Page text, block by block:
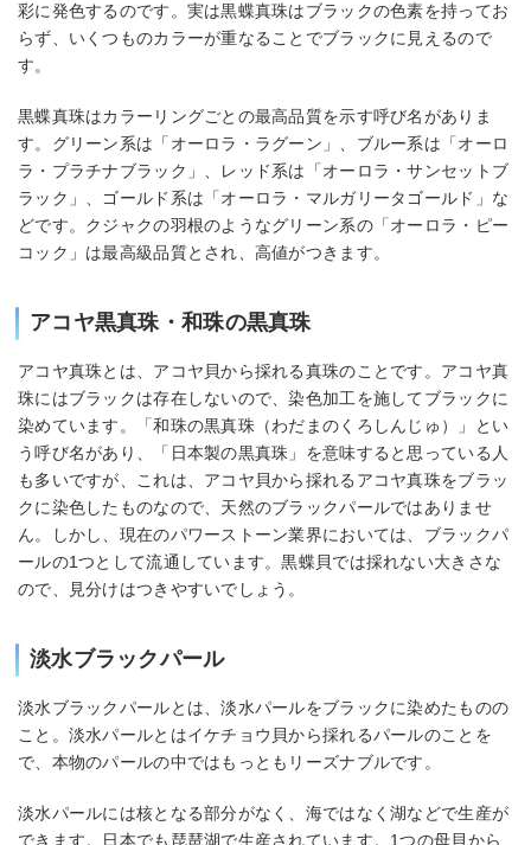
彩に発色するのです。実は黒蝶真珠はブラックの色素を持ってお
らず、いくつものカラーが重なることでブラックに見えるので
す。
黒蝶真珠はカラーリングごとの最高品質を示す呼び名がありま
す。グリーン系は「オーロラ・ラグーン」、ブルー系は「オーロ
ラ・プラチナブラック」、レッド系は「オーロラ・サンセットブ
ラック」、ゴールド系は「オーロラ・マルガリータゴールド」な
どです。クジャクの羽根のようなグリーン系の「オーロラ・ピー
コック」は最高級品質とされ、高値がつきます。
アコヤ黒真珠・和珠の黒真珠
アコヤ真珠とは、アコヤ貝から採れる真珠のことです。アコヤ真
珠にはブラックは存在しないので、染色加工を施してブラックに
染めています。「和珠の黒真珠（わだまのくろしんじゅ）」とい
う呼び名があり、「日本製の黒真珠」を意味すると思っている人
も多いですが、これは、アコヤ貝から採れるアコヤ真珠をブラッ
クに染色したものなので、天然のブラックパールではありませ
ん。しかし、現在のパワーストーン業界においては、ブラックパ
ールの1つとして流通しています。黒蝶貝では採れない大きさな
ので、見分けはつきやすいでしょう。
淡水ブラックパール
淡水ブラックパールとは、淡水パールをブラックに染めたものの
こと。淡水パールとはイケチョウ貝から採れるパールのことを
で、本物のパールの中ではもっともリーズナブルです。
淡水パールには核となる部分がなく、海ではなく湖などで生産が
できます。日本でも琵琶湖で生産されています。1つの母貝から